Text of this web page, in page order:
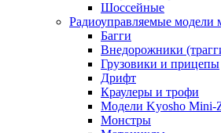
Шоссейные
Радиоуправляемые модели
Багги
Внедорожники
Грузовики и прицепы
Дрифт
Краулеры и трофи
Модели Kyosho Mini-
Монстры